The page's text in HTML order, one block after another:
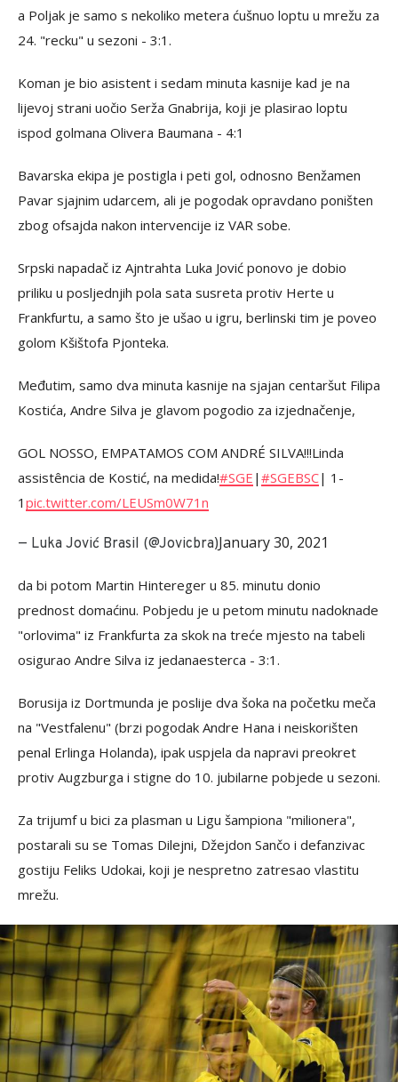
a Poljak je samo s nekoliko metera ćušnuo loptu u mrežu za
24. "recku" u sezoni - 3:1.
Koman je bio asistent i sedam minuta kasnije kad je na
lijevoj strani uočio Serža Gnabrija, koji je plasirao loptu
ispod golmana Olivera Baumana - 4:1
Bavarska ekipa je postigla i peti gol, odnosno Benžamen
Pavar sjajnim udarcem, ali je pogodak opravdano poništen
zbog ofsajda nakon intervencije iz VAR sobe.
Srpski napadač iz Ajntrahta Luka Jović ponovo je dobio
priliku u posljednjih pola sata susreta protiv Herte u
Frankfurtu, a samo što je ušao u igru, berlinski tim je poveo
golom Kšištofa Pjonteka.
Međutim, samo dva minuta kasnije na sjajan centaršut Filipa
Kostića, Andre Silva je glavom pogodio za izjednačenje,
GOL NOSSO, EMPATAMOS COM ANDRÉ SILVA!!!Linda
assistência de Kostić, na medida!#SGE | #SGEBSC| 1-
1 pic.twitter.com/LEUSm0W71n
— Luka Jović Brasil (@Jovicbra)January 30, 2021
da bi potom Martin Hintereger u 85. minutu donio
prednost domaćinu. Pobjedu je u petom minutu nadoknade
"orlovima" iz Frankfurta za skok na treće mjesto na tabeli
osigurao Andre Silva iz jedanaesterca - 3:1.
Borusija iz Dortmunda je poslije dva šoka na početku meča
na "Vestfalenu" (brzi pogodak Andre Hana i neiskorišten
penal Erlinga Holanda), ipak uspjela da napravi preokret
protiv Augzburga i stigne do 10. jubilarne pobjede u sezoni.
Za trijumf u bici za plasman u Ligu šampiona "milionera",
postarali su se Tomas Dilejni, Džejdon Sančo i defanzivac
gostiju Feliks Udokai, koji je nespretno zatresao vlastitu
mrežu.